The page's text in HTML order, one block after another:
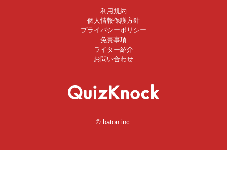
利用規約
個人情報保護方針
プライバシーポリシー
免責事項
ライター紹介
お問い合わせ
© baton inc.